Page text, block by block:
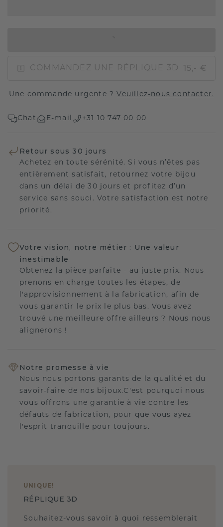
COMMANDEZ UNE RÉPLIQUE 3D 15,- €
Une commande urgente ?Veuillez-nous contacter.
Chat E-mail +31 10 747 00 00
Retour sous 30 jours
Achetez en toute sérénité. Si vous n’êtes pas
entièrement satisfait, retournez votre bijou
dans un délai de 30 jours et profitez d’un
service sans souci. Votre satisfaction est notre
priorité.
Votre vision, notre métier : Une valeur
inestimable
Obtenez la pièce parfaite - au juste prix. Nous
prenons en charge toutes les étapes, de
l'approvisionnement à la fabrication, afin de
vous garantir le prix le plus bas. Vous avez
trouvé une meilleure offre ailleurs ? Nous nous
alignerons !
Notre promesse à vie
Nous nous portons garants de la qualité et du
savoir-faire de nos bijoux.C'est pourquoi nous
vous offrons une garantie à vie contre les
défauts de fabrication, pour que vous ayez
l'esprit tranquille pour toujours.
UNIQUE !
RÉPLIQUE 3D
Souhaitez-vous savoir à quoi ressemblerait